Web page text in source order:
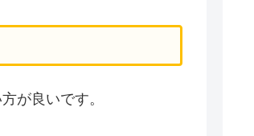
が良いです。